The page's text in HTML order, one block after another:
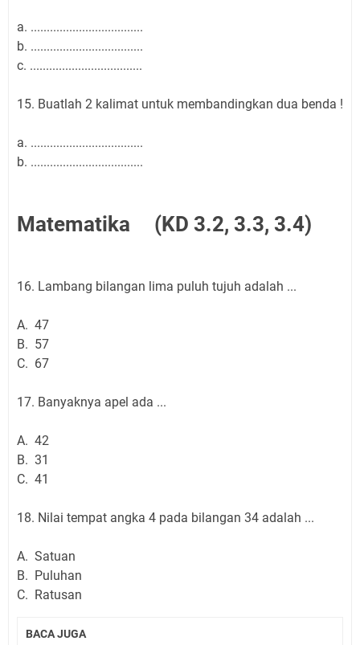
a. ...................................
b. ...................................
c. ...................................
15. Buatlah 2 kalimat untuk membandingkan dua benda !
a. ...................................
b. ...................................
Matematika (KD 3.2, 3.3, 3.4)
16. Lambang bilangan lima puluh tujuh adalah ...
A. 47
B. 57
C. 67
17. Banyaknya apel ada ...
A. 42
B. 31
C. 41
18. Nilai tempat angka 4 pada bilangan 34 adalah ...
A. Satuan
B. Puluhan
C. Ratusan
BACA JUGA